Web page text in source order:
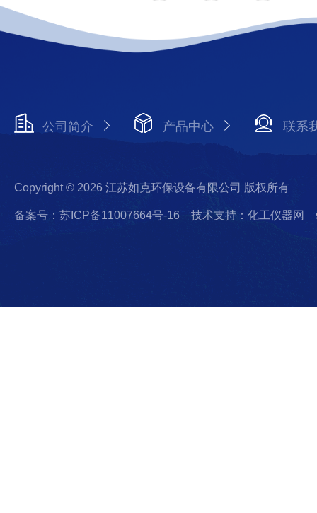
公司简介 产品中心 联系
Copyright © 2026 江苏如克环保设备有限公司 版权所有
备案号：苏ICP备11007664号-16 技术支持：化工仪器网